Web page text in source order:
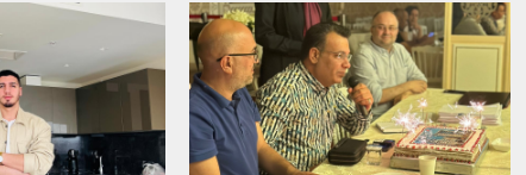
çarpmadığını
görsem,
sokardım dedi.